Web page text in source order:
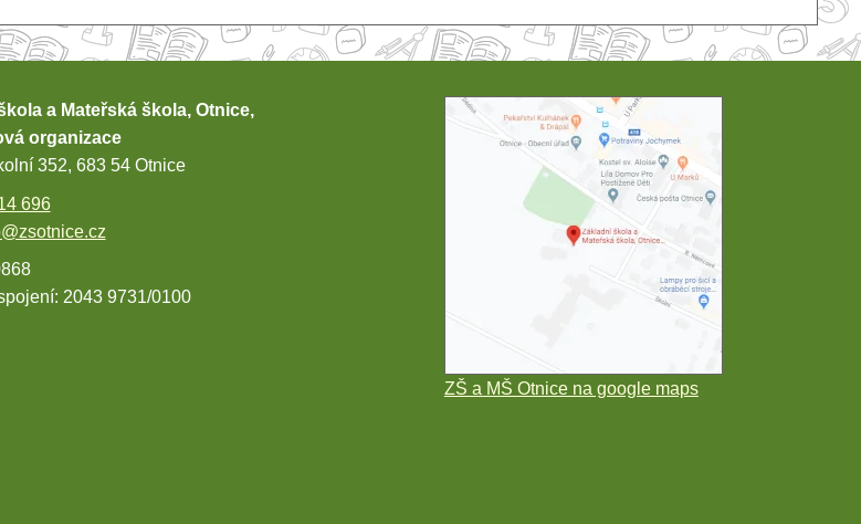
a Mateřská škola, Otnice,
organizace
352, 683 54 Otnice
696
2043 9731/0100
ZŠ a MŠ Otnice na google maps